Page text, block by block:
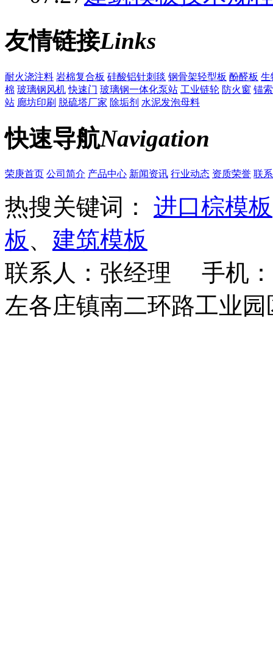
友情链接Links
耐火浇注料 岩棉复合板 硅酸铝针刺毯 钢骨架轻型板 酚醛板 生
棉 玻璃钢风机 快速门 玻璃钢一体化泵站 工业链轮 防火窗 锚索
站 廊坊印刷 脱硫塔厂家 除垢剂 水泥发泡母料
快速导航Navigation
荣庚首页 公司简介 产品中心 新闻资讯 行业动态 资质荣誉 联
热搜关键词： 进口棕模板
板 、 建筑模板
联系人：张经理 手机
左各庄镇南二环路工业